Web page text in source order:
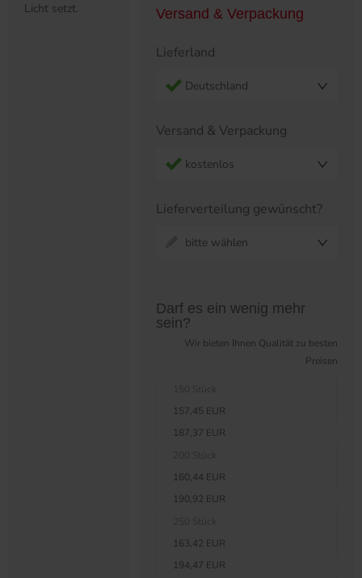
Licht setzt.
Versand & Verpackung
Lieferland
Deutschland
Versand & Verpackung
kostenlos
Lieferverteilung gewünscht?
bitte wählen
Darf es ein wenig mehr
sein?
Wir bieten Ihnen Qualität zu besten
Preisen
157,45 EUR
187,37 EUR
160,44 EUR
190,92 EUR
163,42 EUR
194,47 EUR